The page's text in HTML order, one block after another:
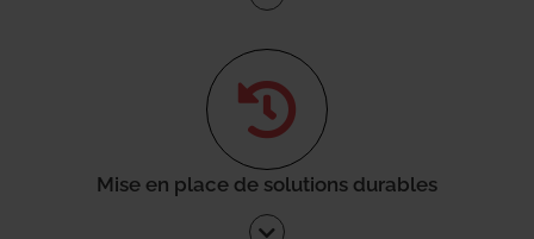
Mise en place de solutions durables